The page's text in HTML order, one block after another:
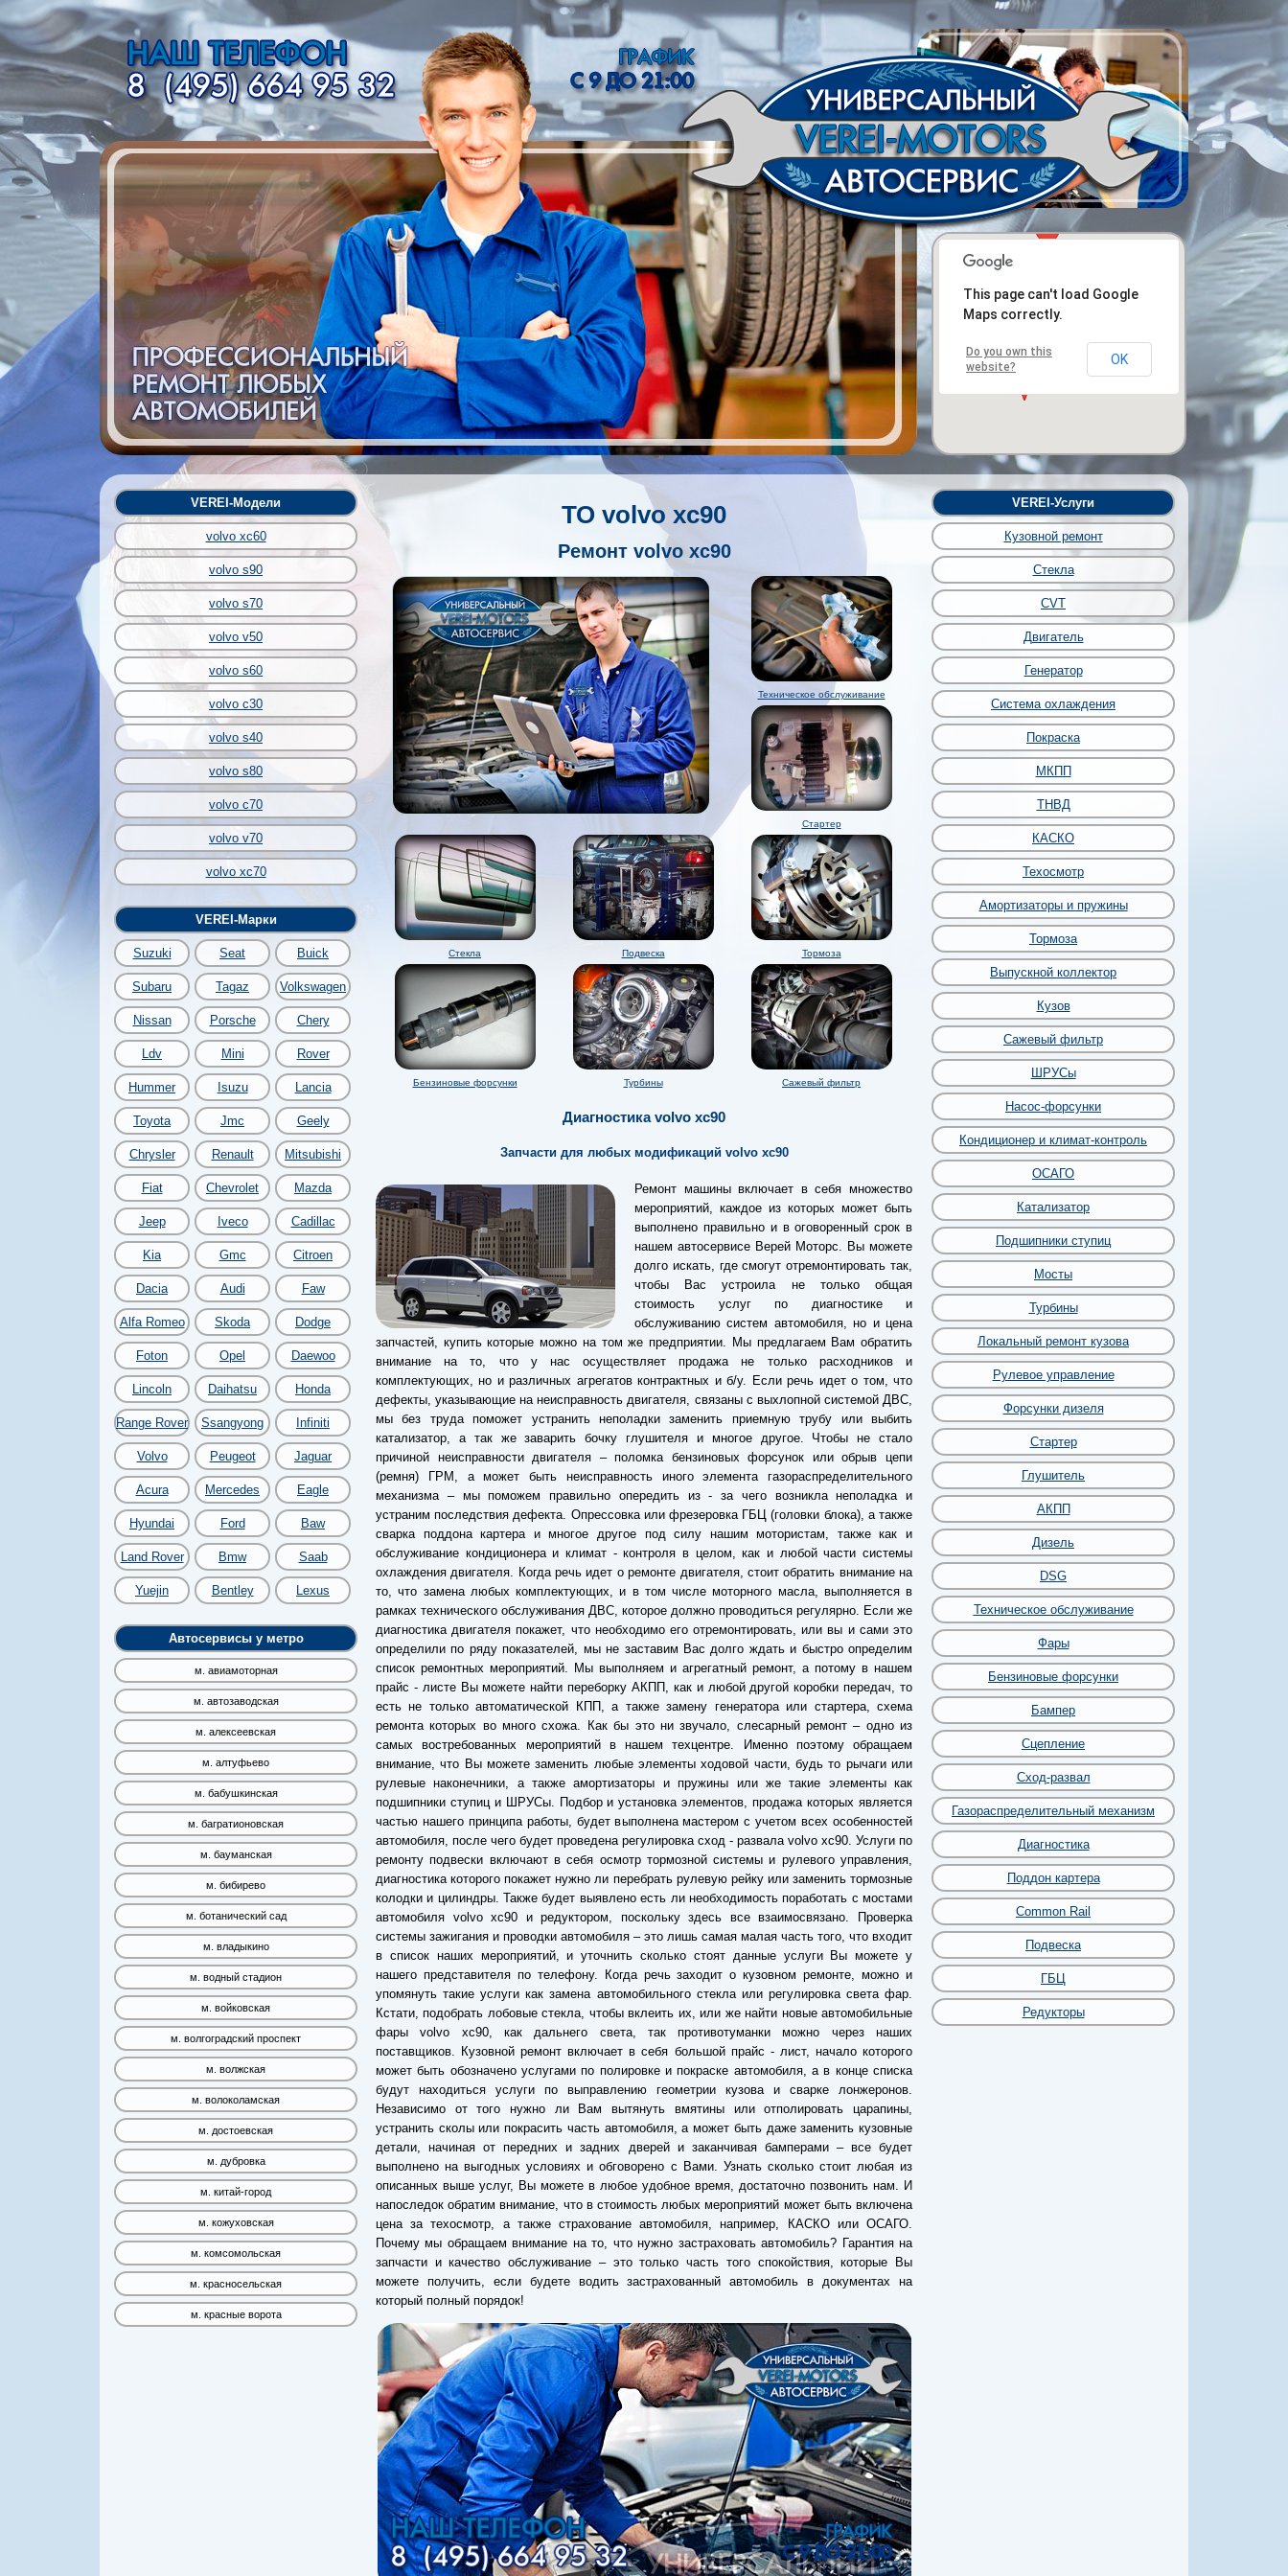
This page can't load Google
Maps correctly.
Do you own this
website?
OK
VEREI-Модели
volvo xc60
volvo s90
volvo s70
volvo v50
volvo s60
volvo c30
volvo s40
volvo s80
volvo c70
volvo v70
volvo xc70
VEREI-Марки
Suzuki Seat Buick
Subaru Tagaz Volkswagen
Nissan Porsche Chery
Ldv Mini Rover
Hummer Isuzu Lancia
Toyota Jmc Geely
Chrysler Renault Mitsubishi
Fiat Chevrolet Mazda
Jeep Iveco Cadillac
Kia Gmc Citroen
Dacia Audi Faw
Alfa Romeo Skoda Dodge
Foton Opel Daewoo
Lincoln Daihatsu Honda
Range Rover Ssangyong Infiniti
Volvo Peugeot Jaguar
Acura Mercedes Eagle
Hyundai Ford Baw
Land Rover Bmw Saab
Yuejin Bentley Lexus
Автосервисы у метро
м. авиамоторная
м. автозаводская
м. алексеевская
м. алтуфьево
м. бабушкинская
м. багратионовская
м. бауманская
м. бибирево
м. ботанический сад
м. владыкино
м. водный стадион
м. войковская
м. волгоградский проспект
м. волжская
м. волоколамская
м. достоевская
м. дубровка
м. китай-город
м. кожуховская
м. комсомольская
м. красносельская
м. красные ворота
ТО volvo xc90
Ремонт volvo xc90
Техническое обслуживание
Стартер
Стекла Подвеска Тормоза
Бензиновые форсунки Турбины Сажевый фильтр
Диагностика volvo xc90
Запчасти для любых модификаций volvo xc90
Ремонт машины включает в себя множество
мероприятий, каждое из которых может быть
выполнено правильно и в оговоренный срок в
нашем автосервисе Верей Моторс. Вы можете
долго искать, где смогут отремонтировать так,
чтобы Вас устроила не только общая
стоимость услуг по диагностике и
обслуживанию систем автомобиля, но и цена
запчастей, купить которые можно на том же предприятии. Мы предлагаем Вам обратить
внимание на то, что у нас осуществляет продажа не только расходников и
комплектующих, но и различных агрегатов контрактных и б/у. Если речь идет о том, что
дефекты, указывающие на неисправность двигателя, связаны с выхлопной системой ДВС,
мы без труда поможет устранить неполадки заменить приемную трубу или выбить
катализатор, а так же заварить бочку глушителя и многое другое. Чтобы не стало
причиной неисправности двигателя – поломка бензиновых форсунок или обрыв цепи
(ремня) ГРМ, а может быть неисправность иного элемента газораспределительного
механизма – мы поможем правильно опередить из - за чего возникла неполадка и
устраним последствия дефекта. Опрессовка или фрезеровка ГБЦ (головки блока), а также
сварка поддона картера и многое другое под силу нашим мотористам, также как и
обслуживание кондиционера и климат - контроля в целом, как и любой части системы
охлаждения двигателя. Когда речь идет о ремонте двигателя, стоит обратить внимание на
то, что замена любых комплектующих, и в том числе моторного масла, выполняется в
рамках технического обслуживания ДВС, которое должно проводиться регулярно. Если же
диагностика двигателя покажет, что необходимо его отремонтировать, или вы и сами это
определили по ряду показателей, мы не заставим Вас долго ждать и быстро определим
список ремонтных мероприятий. Мы выполняем и агрегатный ремонт, а потому в нашем
прайс - листе Вы можете найти переборку АКПП, как и любой другой коробки передач, то
есть не только автоматической КПП, а также замену генератора или стартера, схема
ремонта которых во много схожа. Как бы это ни звучало, слесарный ремонт – одно из
самых востребованных мероприятий в нашем техцентре. Именно поэтому обращаем
внимание, что Вы можете заменить любые элементы ходовой части, будь то рычаги или
рулевые наконечники, а также амортизаторы и пружины или же такие элементы как
подшипники ступиц и ШРУСы. Подбор и установка элементов, продажа которых является
частью нашего принципа работы, будет выполнена мастером с учетом всех особенностей
автомобиля, после чего будет проведена регулировка сход - развала volvo xc90. Услуги по
ремонту подвески включают в себя осмотр тормозной системы и рулевого управления,
диагностика которого покажет нужно ли перебрать рулевую рейку или заменить тормозные
колодки и цилиндры. Также будет выявлено есть ли необходимость поработать с мостами
автомобиля volvo xc90 и редуктором, поскольку здесь все взаимосвязано. Проверка
системы зажигания и проводки автомобиля – это лишь самая малая часть того, что входит
в список наших мероприятий, и уточнить сколько стоят данные услуги Вы можете у
нашего представителя по телефону. Когда речь заходит о кузовном ремонте, можно и
упомянуть такие услуги как замена автомобильного стекла или регулировка света фар.
Кстати, подобрать лобовые стекла, чтобы вклеить их, или же найти новые автомобильные
фары volvo xc90, как дальнего света, так противотуманки можно через наших
поставщиков. Кузовной ремонт включает в себя большой прайс - лист, начало которого
может быть обозначено услугами по полировке и покраске автомобиля, а в конце списка
будут находиться услуги по выправлению геометрии кузова и сварке лонжеронов.
Независимо от того нужно ли Вам вытянуть вмятины или отполировать царапины,
устранить сколы или покрасить часть автомобиля, а может быть даже заменить кузовные
детали, начиная от передних и задних дверей и заканчивая бамперами – все будет
выполнено на выгодных условиях и обговорено с Вами. Узнать сколько стоит любая из
описанных выше услуг, Вы можете в любое удобное время, достаточно позвонить нам. И
напоследок обратим внимание, что в стоимость любых мероприятий может быть включена
цена за техосмотр, а также страхование автомобиля, например, КАСКО или ОСАГО.
Почему мы обращаем внимание на то, что нужно застраховать автомобиль? Гарантия на
запчасти и качество обслуживание – это только часть того спокойствия, которые Вы
можете получить, если будете водить застрахованный автомобиль в документах на
который полный порядок!
VEREI-Услуги
Кузовной ремонт
Стекла
CVT
Двигатель
Генератор
Система охлаждения
Покраска
МКПП
ТНВД
КАСКО
Техосмотр
Амортизаторы и пружины
Тормоза
Выпускной коллектор
Кузов
Сажевый фильтр
ШРУСы
Насос-форсунки
Кондиционер и климат-контроль
ОСАГО
Катализатор
Подшипники ступиц
Мосты
Турбины
Локальный ремонт кузова
Рулевое управление
Форсунки дизеля
Стартер
Глушитель
АКПП
Дизель
DSG
Техническое обслуживание
Фары
Бензиновые форсунки
Бампер
Сцепление
Сход-развал
Газораспределительный механизм
Диагностика
Поддон картера
Common Rail
Подвеска
ГБЦ
Редукторы